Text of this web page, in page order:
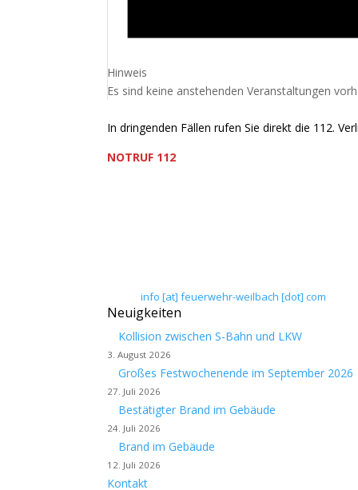
Hinweis
Es sind keine anstehenden Veranstaltungen
In dringenden Fällen rufen Sie direkt die 112.
NOTRUF 112
E-Mail:info [at] feuerwehr-weilbach [dot] com
Neuigkeiten
Kollision zwischen S-Bahn und LKW
3. August 2026
Großes Festwochenende im September 2026
27. Juli 2026
Bestätigter Brand im Gebäude
24. Juli 2026
Brand im Gebäude
12. Juli 2026
Kontakt